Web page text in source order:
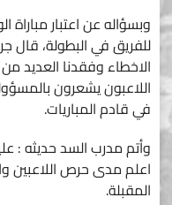
وبسؤاله عن اعتبار مباراة
للفريق في البطولة، قال
الاخطاء وفقدنا العديد
اللاعبون يشعرون
في قادم المباريات.
وأتم مدرب السد حديثه :
اعلم مدى حرص اللاعبين
المقبلة.